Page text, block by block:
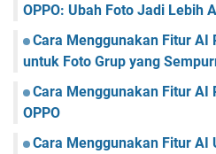
OPPO: Ubah Foto Jadi Lebih
Cara Menggunakan Fitur AI
untuk Foto Grup yang
Cara Menggunakan Fitur AI
OPPO
Cara Menggunakan Fitur AI